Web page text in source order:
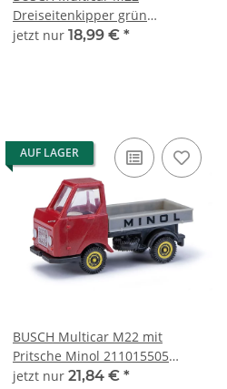
Dreiseitenkipper grün
211005501 Automodell 1:120
jetzt nur 18,99 € *
AUF LAGER
BUSCH Multicar M22 mit
Pritsche Minol 211015505
Automodell 1:120
jetzt nur 21,84 € *